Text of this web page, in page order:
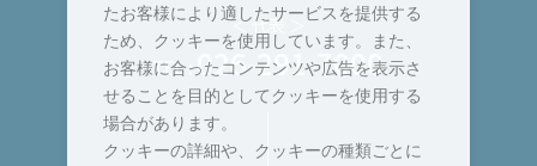
＜ 代表 ＞
TEL :026-291-7000
たお客様により適したサービスを提供する
ため、クッキーを使用しています。また、
お客様に合ったコンテンツや広告を表示さ
せることを目的としてクッキーを使用する
場合があります。
クッキーの詳細や、クッキーの種類ごとに